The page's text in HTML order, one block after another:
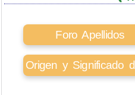
Foro Apellidos
Origen y Significado